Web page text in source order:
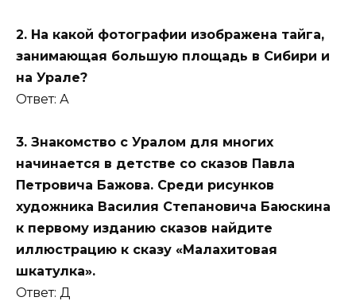
2. На какой фотографии изображена тайга,
занимающая большую площадь в Сибири и
на Урале?
Ответ: А
3. Знакомство с Уралом для многих
начинается в детстве со сказов Павла
Петровича Бажова. Среди рисунков
художника Василия Степановича Баюскина
к первому изданию сказов найдите
иллюстрацию к сказу «Малахитовая
шкатулка».
Ответ: Д